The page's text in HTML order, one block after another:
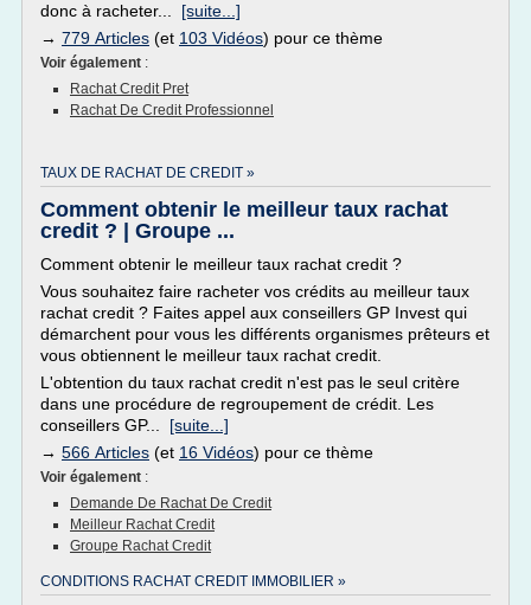
donc à racheter... [suite...]
→ 779 Articles (et 103 Vidéos) pour ce thème
Voir également :
Rachat Credit Pret
Rachat De Credit Professionnel
TAUX DE RACHAT DE CREDIT »
Comment obtenir le meilleur taux rachat
credit ? | Groupe ...
Comment obtenir le meilleur taux rachat credit ?
Vous souhaitez faire racheter vos crédits au meilleur taux
rachat credit ? Faites appel aux conseillers GP Invest qui
démarchent pour vous les différents organismes prêteurs et
vous obtiennent le meilleur taux rachat credit.
L'obtention du taux rachat credit n'est pas le seul critère
dans une procédure de regroupement de crédit. Les
conseillers GP... [suite...]
→ 566 Articles (et 16 Vidéos) pour ce thème
Voir également :
Demande De Rachat De Credit
Meilleur Rachat Credit
Groupe Rachat Credit
CONDITIONS RACHAT CREDIT IMMOBILIER »